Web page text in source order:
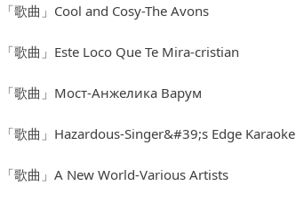
「歌曲」Cool and Cosy-The Avons
「歌曲」Este Loco Que Te Mira-cristian
「歌曲」Мост-Анжелика Варум
「歌曲」Hazardous-Singer&#39;s Edge Karaoke
「歌曲」A New World-Various Artists